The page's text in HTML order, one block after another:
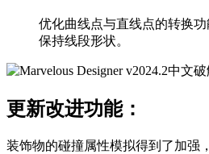
优化曲线点与直线点的转换功能
保持线段形状。
更新改进功能：
装饰物的碰撞属性模拟得到了加强